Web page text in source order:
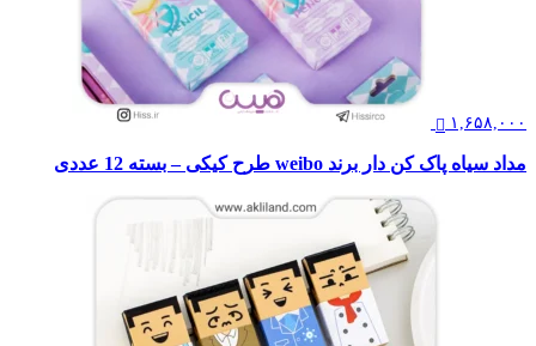
۱,۶۵۸,۰۰۰
مداد سیاه پاک کن دار برند weibo طرح کیکی – بسته 12 عددی